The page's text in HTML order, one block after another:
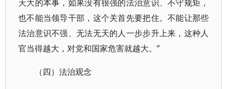
天大的本事，如果没有很强的法治意识、不守规矩，
也不能当领导干部，这个关首先要把住。不能让那些
法治意识不强、无法无天的人一步步升上来，这种人
官当得越大，对党和国家危害就越大。”
（四）法治观念